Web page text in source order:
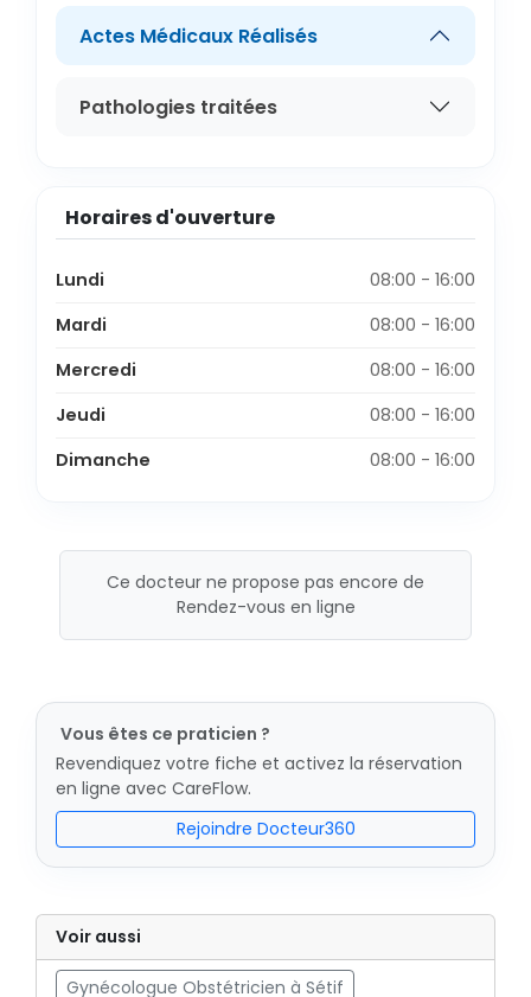
Actes Médicaux Réalisés
Pathologies traitées
Horaires d'ouverture
Lundi
08:00 - 16:00
Mardi
08:00 - 16:00
Mercredi
08:00 - 16:00
Jeudi
08:00 - 16:00
Dimanche
08:00 - 16:00
Ce docteur ne propose pas encore de
Rendez-vous en ligne
Vous êtes ce praticien ?
Revendiquez votre fiche et activez la réservation
en ligne avec CareFlow.
Rejoindre Docteur360
Voir aussi
Gynécologue Obstétricien à Sétif